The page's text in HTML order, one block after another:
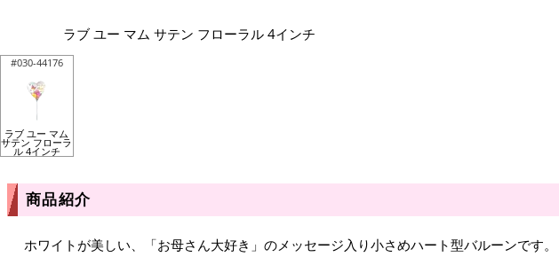
ラブ ユー マム サテン フローラル 4インチ
#030-44176
ラブ ユー マム
サテン フローラ
ル 4インチ
商品紹介
ホワイトが美しい、「お母さん大好き」のメッセージ入り小さめハート型バルーンです。